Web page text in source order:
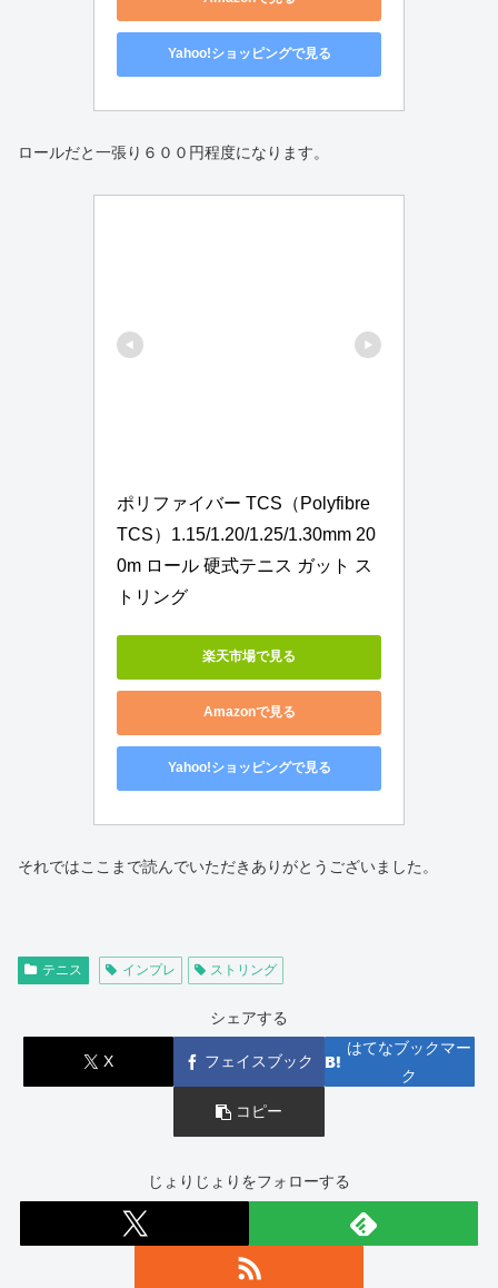
Yahoo!ショッピングで見る
ロールだと一張り６００円程度になります。
ポリファイバー TCS（Polyfibre
TCS）1.15/1.20/1.25/1.30mm 20
0m ロール 硬式テニス ガット ス
トリング
楽天市場で見る
Amazonで見る
Yahoo!ショッピングで見る
それではここまで読んでいただきありがとうございました。
テニス インプレ ストリング
シェアする
X フェイスブック
はてなブックマー
ク
コピー
じょりじょりをフォローする